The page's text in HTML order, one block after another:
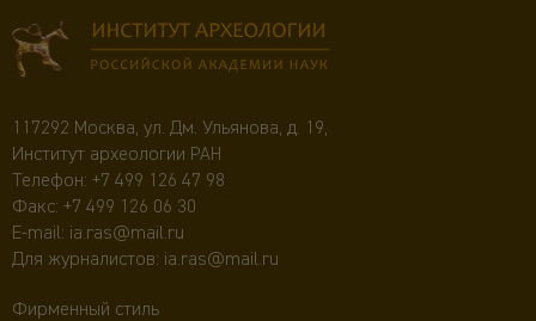
117292 Москва, ул. Дм. Ульянова, д. 19,
Институт археологии РАН
Телефон: +7 499 126 47 98
Факс: +7 499 126 06 30
E-mail: ia.ras@mail.ru
Для журналистов: ia.ras@mail.ru
Фирменный стиль